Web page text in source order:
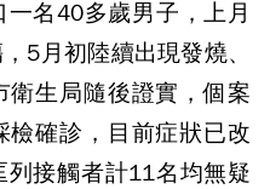
名40多歲男子，上月
5月初陸續出現發燒、
生局隨後證實，個案
檢確診，目前症狀已改
接觸者計11名均無疑